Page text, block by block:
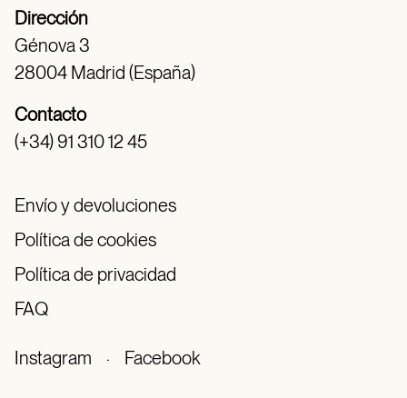
Dirección
Génova 3
28004 Madrid (España)
Contacto
(+34) 91 310 12 45
Envío y devoluciones
Política de cookies
Política de privacidad
FAQ
Instagram · Facebook